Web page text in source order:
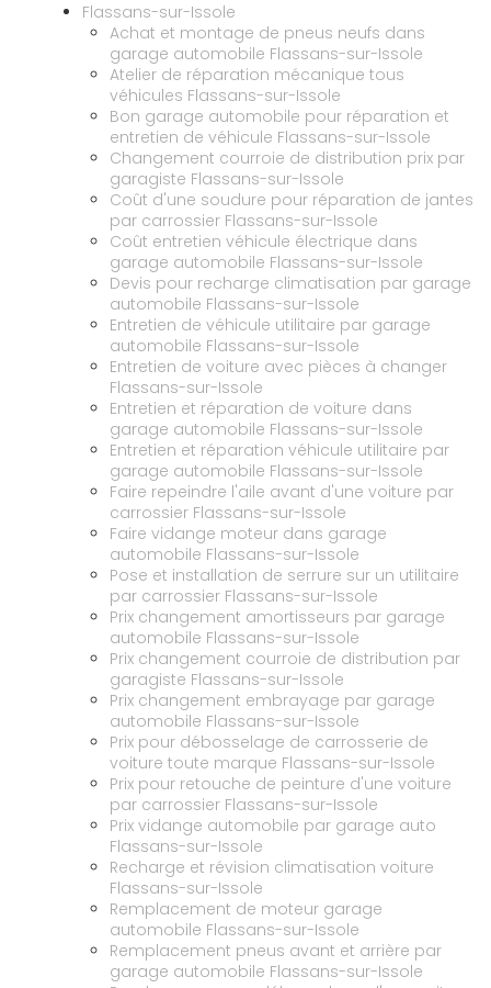
Flassans-sur-Issole
Achat et montage de pneus neufs dans
garage automobile Flassans-sur-Issole
Atelier de réparation mécanique tous
véhicules Flassans-sur-Issole
Bon garage automobile pour réparation et
entretien de véhicule Flassans-sur-Issole
Changement courroie de distribution prix par
garagiste Flassans-sur-Issole
Coût d'une soudure pour réparation de jantes
par carrossier Flassans-sur-Issole
Coût entretien véhicule électrique dans
garage automobile Flassans-sur-Issole
Devis pour recharge climatisation par garage
automobile Flassans-sur-Issole
Entretien de véhicule utilitaire par garage
automobile Flassans-sur-Issole
Entretien de voiture avec pièces à changer
Flassans-sur-Issole
Entretien et réparation de voiture dans
garage automobile Flassans-sur-Issole
Entretien et réparation véhicule utilitaire par
garage automobile Flassans-sur-Issole
Faire repeindre l'aile avant d'une voiture par
carrossier Flassans-sur-Issole
Faire vidange moteur dans garage
automobile Flassans-sur-Issole
Pose et installation de serrure sur un utilitaire
par carrossier Flassans-sur-Issole
Prix changement amortisseurs par garage
automobile Flassans-sur-Issole
Prix changement courroie de distribution par
garagiste Flassans-sur-Issole
Prix changement embrayage par garage
automobile Flassans-sur-Issole
Prix pour débosselage de carrosserie de
voiture toute marque Flassans-sur-Issole
Prix pour retouche de peinture d'une voiture
par carrossier Flassans-sur-Issole
Prix vidange automobile par garage auto
Flassans-sur-Issole
Recharge et révision climatisation voiture
Flassans-sur-Issole
Remplacement de moteur garage
automobile Flassans-sur-Issole
Remplacement pneus avant et arrière par
garage automobile Flassans-sur-Issole